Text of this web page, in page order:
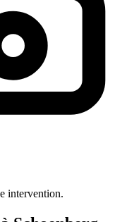
intervention.